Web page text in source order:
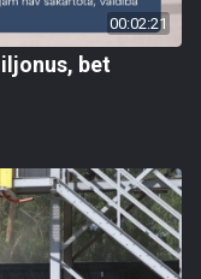
00:02:21
bet